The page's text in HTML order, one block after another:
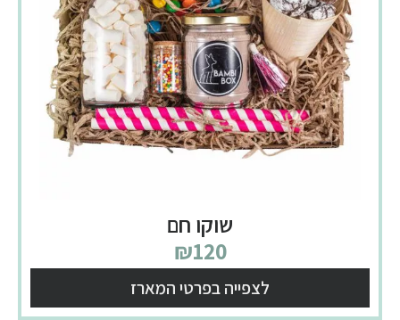
שוקו חם
₪120
לצפייה בפרטי המארז